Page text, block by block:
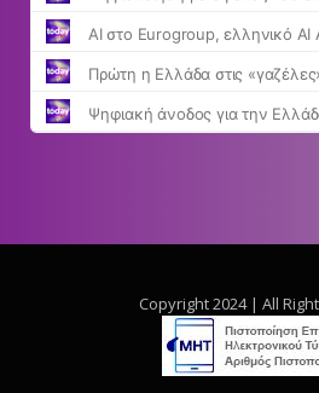
Copyright 2024 | All